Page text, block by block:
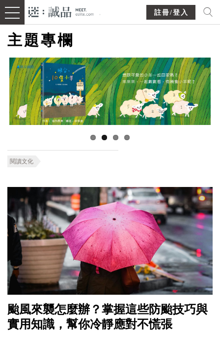
註冊/登入
主題專欄
閱讀文化
颱風來襲怎麼辦？掌握這些防颱技巧與
實用知識，幫你冷靜應對不慌張